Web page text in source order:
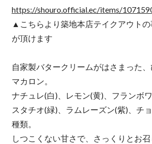
https://shouro.official.ec/items/
▲こちらより築地本店テイクアウト
が頂けます
自家製バタークリームがはさまった
マカロン。
ナチュレ(白)、レモン(黄)、フランボ
スタチオ(緑)、ラムレーズン(紫)、チ
種類。
しつこくない甘さで、さっくりとお